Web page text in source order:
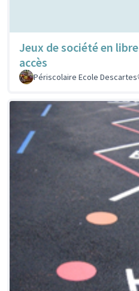
Jeux de société en libre
accès
Périscolaire Ecole Descartes